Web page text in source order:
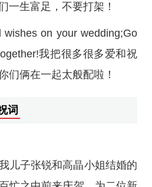
一生富足，不要打架！
wishes on your wedding;Go
我把很多很多爱和祝
们俩在一起太般配啦！
词
儿子张锐和高晶小姐结婚的